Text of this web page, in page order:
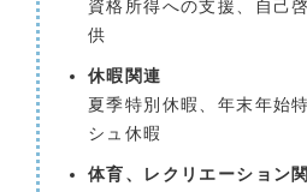
資格所得への支援、自己
供
休暇関連
夏季特別休暇、年末年始
シュ休暇
体育、レクリエーション